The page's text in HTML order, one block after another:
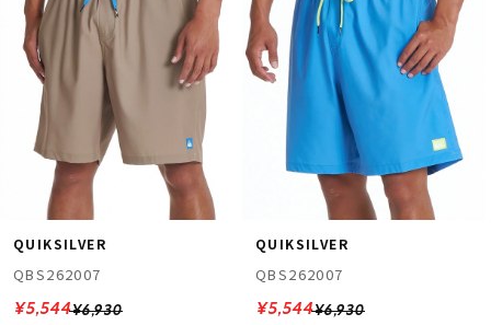
QUIKSILVER
QBS262007
¥6,930
¥5,544
QUIKSILVER
QBS262007
¥6,930
¥5,544